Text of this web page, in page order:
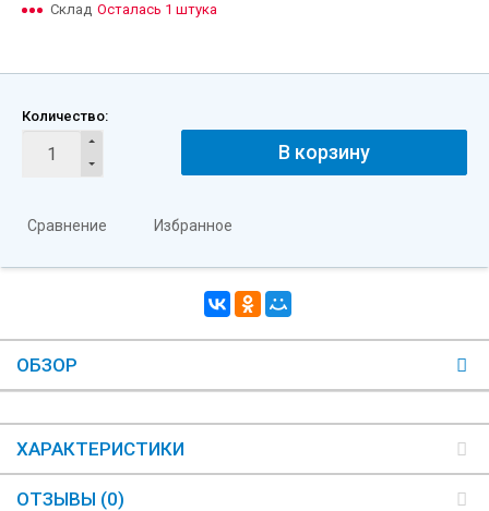
Склад Осталась 1 штука
Количество:
В корзину
Сравнение Избранное
ОБЗОР
ХАРАКТЕРИСТИКИ
ОТЗЫВЫ (0)